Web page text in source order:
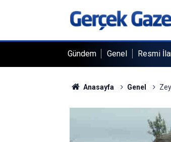
Gündem Genel Resmi
Anasayfa Genel